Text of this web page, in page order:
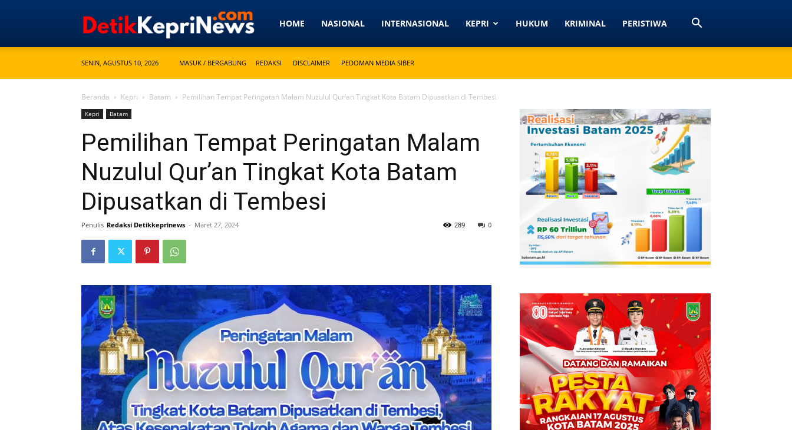
Detikkeprinews.com
HOME NASIONAL INTERNASIONAL KEPRI HUKUM KRIMINAL PERISTIWA
SENIN, AGUSTUS 10, 2026 MASUK / BERGABUNG REDAKSI DISCLAIMER PEDOMAN MEDIA SIBER
Beranda Kepri Batam Pemilihan Tempat Peringatan Malam Nuzulul Qur’an Tingkat Kota Batam Dipusatkan di Tembesi
Kepri Batam
Pemilihan Tempat Peringatan Malam
Nuzulul Qur’an Tingkat Kota Batam
Dipusatkan di Tembesi
Penulis Redaksi Detikkeprinews - Maret 27, 2024 0
289